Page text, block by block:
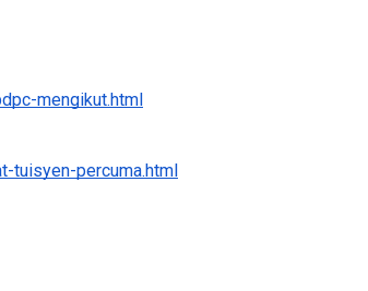
mengikut.html
tuisyen-percuma.html